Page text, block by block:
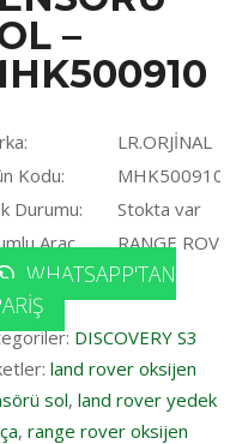
–
LR.ORJİNAL
Kodu:
MHK500910
Durumu:
Stokta var
Araç
RANGE
WHATSAPP'TAN
DISCOVERY S3
land rover oksijen
sol, land rover yedek
, range rover oksijen